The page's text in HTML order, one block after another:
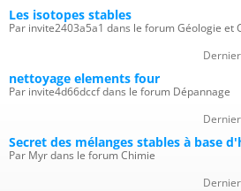
Les isotopes stables
Par invite2403a5a1 dans le forum Géologie et
nettoyage elements four
Par invite4d66dccf dans le forum Dépannage
Secret des mélanges stables à base
Par Myr dans le forum Chimie